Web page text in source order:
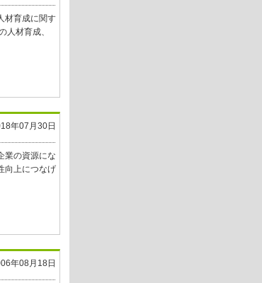
材育成に関す
人材育成、
年07月30日
業の資源にな
向上につなげ
年08月18日